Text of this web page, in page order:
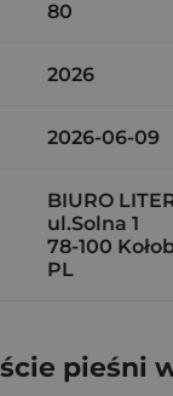
80
2026
2026-06-09
BIURO
ul.Solna 1
78-100
PL
pieśni